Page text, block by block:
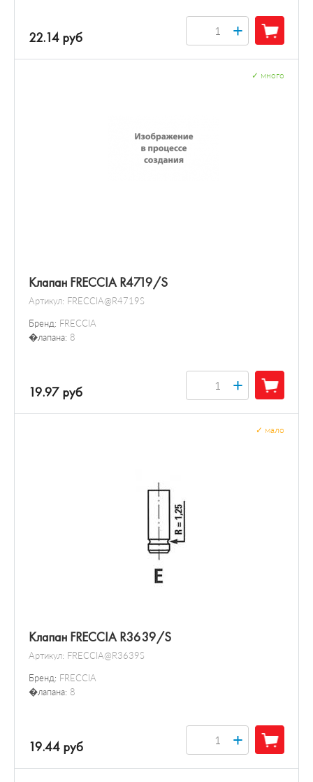
22.14 руб +
Клапан FRECCIA R4719/S
Артикул: FRECCIA@R4719S
Бренд: FRECCIA
�лапана: 8
много
19.97 руб +
Клапан FRECCIA R3639/S
Артикул: FRECCIA@R3639S
Бренд: FRECCIA
�лапана: 8
мало
19.44 руб +